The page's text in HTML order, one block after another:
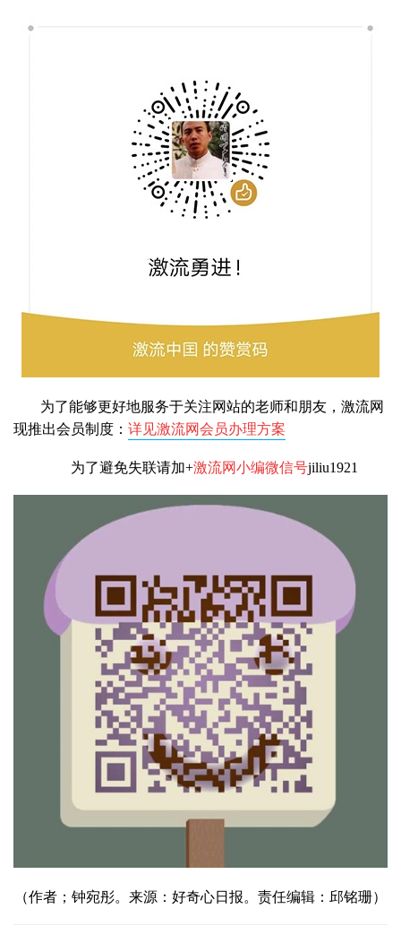
为了能够更好地服务于关注网站的老师和朋友，激流网
现推出会员制度： 详见激流网会员办理方案
为了避免失联请加+激流网小编微信号jiliu1921
（作者； 钟宛彤。来源：好奇心日报。责任编辑：邱铭珊）